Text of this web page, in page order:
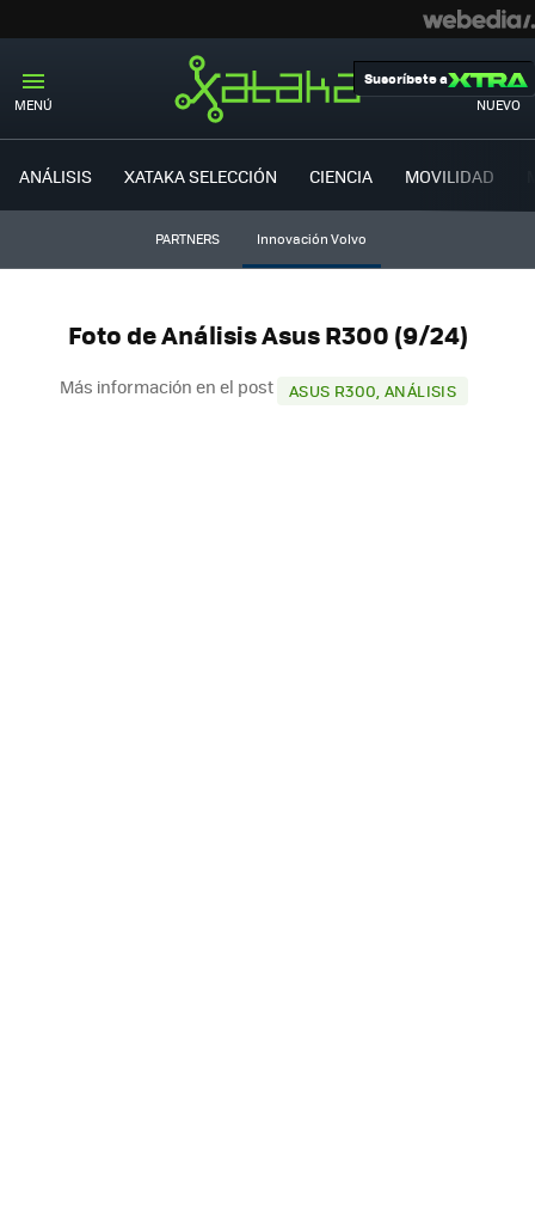
MENÚ NUEVO
Suscríbete a
ANÁLISIS XATAKA SELECCIÓN CIENCIA MOVILIDAD
PARTNERS Innovación Volvo
Foto de Análisis Asus R300 (9/24)
Más información en el post ASUS R300, ANÁLISIS